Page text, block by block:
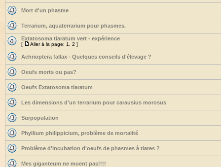
Mort d'un phasme
Terrarium, aquaterrarium pour phasmes.
Extatosoma tiaratum vert - expérience
[ Aller à la page: 1 2 ]
Achrioptera fallax - Quelques conseils d'élevage ?
Oeufs morts ou pas?
Oeufs Extatosoma tiaratum
Les dimensions d'un terrarium pour carausius morosus
Surpopulation
Phyllium philippicium, problème de mortalité
Problème d'incubation d'oeufs de phasmes à tiares ?
Mes giganteum ne muent pas!!!!